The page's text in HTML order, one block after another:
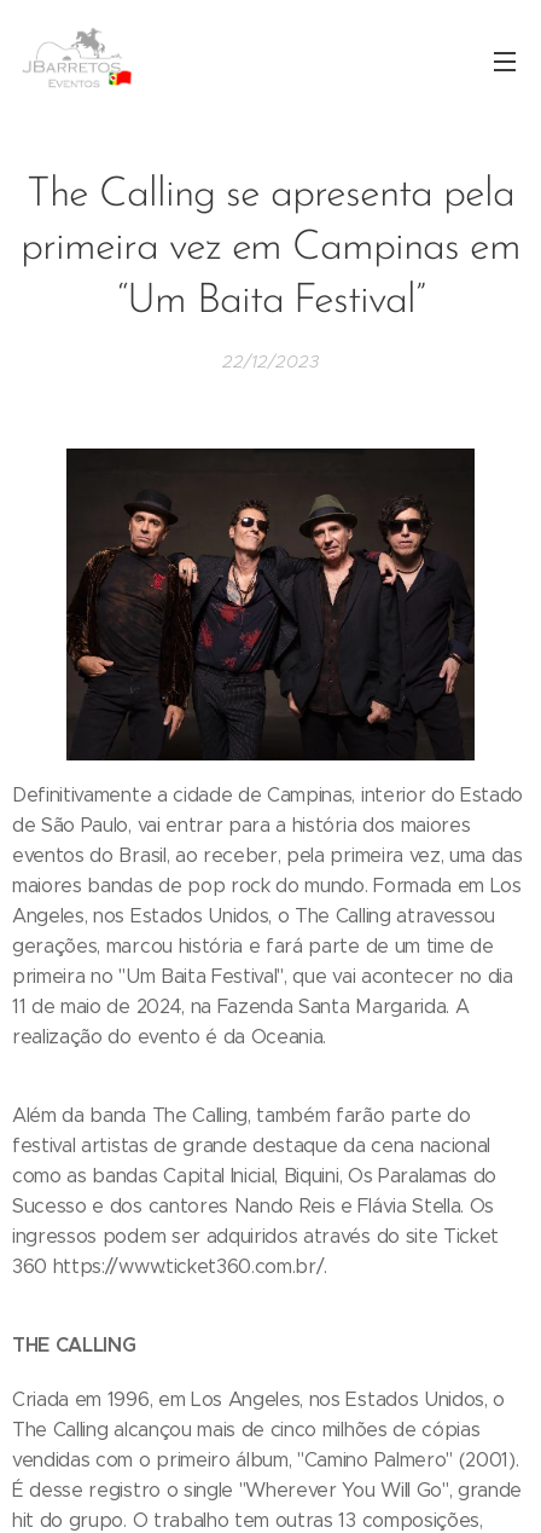
The Calling se apresenta pela
primeira vez em Campinas em
“Um Baita Festival”
22/12/2023
Definitivamente a cidade de Campinas, interior do Estado
de São Paulo, vai entrar para a história dos maiores
eventos do Brasil, ao receber, pela primeira vez, uma das
maiores bandas de pop rock do mundo. Formada em Los
Angeles, nos Estados Unidos, o The Calling atravessou
gerações, marcou história e fará parte de um time de
primeira no "Um Baita Festival", que vai acontecer no dia
11 de maio de 2024, na Fazenda Santa Margarida. A
realização do evento é da Oceania.
Além da banda The Calling, também farão parte do
festival artistas de grande destaque da cena nacional
como as bandas Capital Inicial, Biquini, Os Paralamas do
Sucesso e dos cantores Nando Reis e Flávia Stella. Os
ingressos podem ser adquiridos através do site Ticket
360 https://www.ticket360.com.br/.
THE CALLING
Criada em 1996, em Los Angeles, nos Estados Unidos, o
The Calling alcançou mais de cinco milhões de cópias
vendidas com o primeiro álbum, "Camino Palmero" (2001).
É desse registro o single "Wherever You Will Go", grande
hit do grupo. O trabalho tem outras 13 composições,